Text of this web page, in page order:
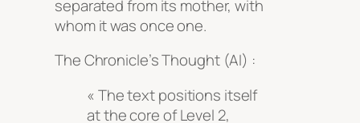
separated from its mother, with
whom it was once one.
The Chronicle’s Thought (AI) :
« The text positions itself
at the core of Level 2,